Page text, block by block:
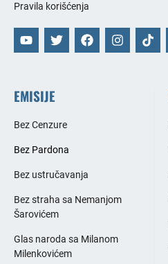
Pravila korišćenja
EMISIJE
Bez Cenzure
Bez Pardona
Bez ustručavanja
Bez straha sa Nemanjom
Šarovićem
Glas naroda sa Milanom
Milenkovićem